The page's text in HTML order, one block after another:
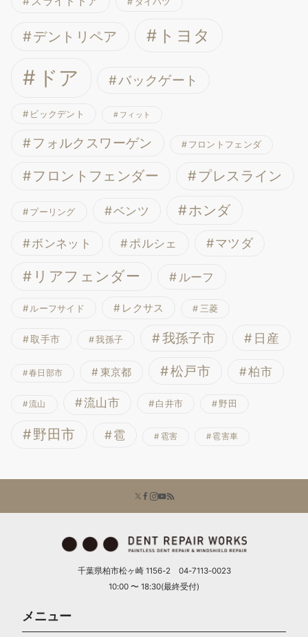
デントリペア トヨタ
ドア バックゲート
ビックデント フィット
フォルクスワーゲン フロントフェンダ
フロントフェンダー プレスライン
プーリング ベンツ ホンダ
ボンネット ポルシェ マツダ
リアフェンダー ルーフ
ルーフサイド レクサス 三菱
取手市 我孫子 我孫子市 日産
春日部市 東京都 松戸市 柏市
流山 流山市 白井市 野田
野田市 雹 雹害 雹害車
千葉県柏市松ヶ崎 1156-2 04-7113-0023
10:00 〜 18:30(最終受付)
メニュー